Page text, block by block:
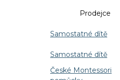
Prodejce
Samostatné dítě
Samostatné dítě
České Montessori